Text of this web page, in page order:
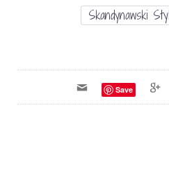
Skandynawski Styl
Save